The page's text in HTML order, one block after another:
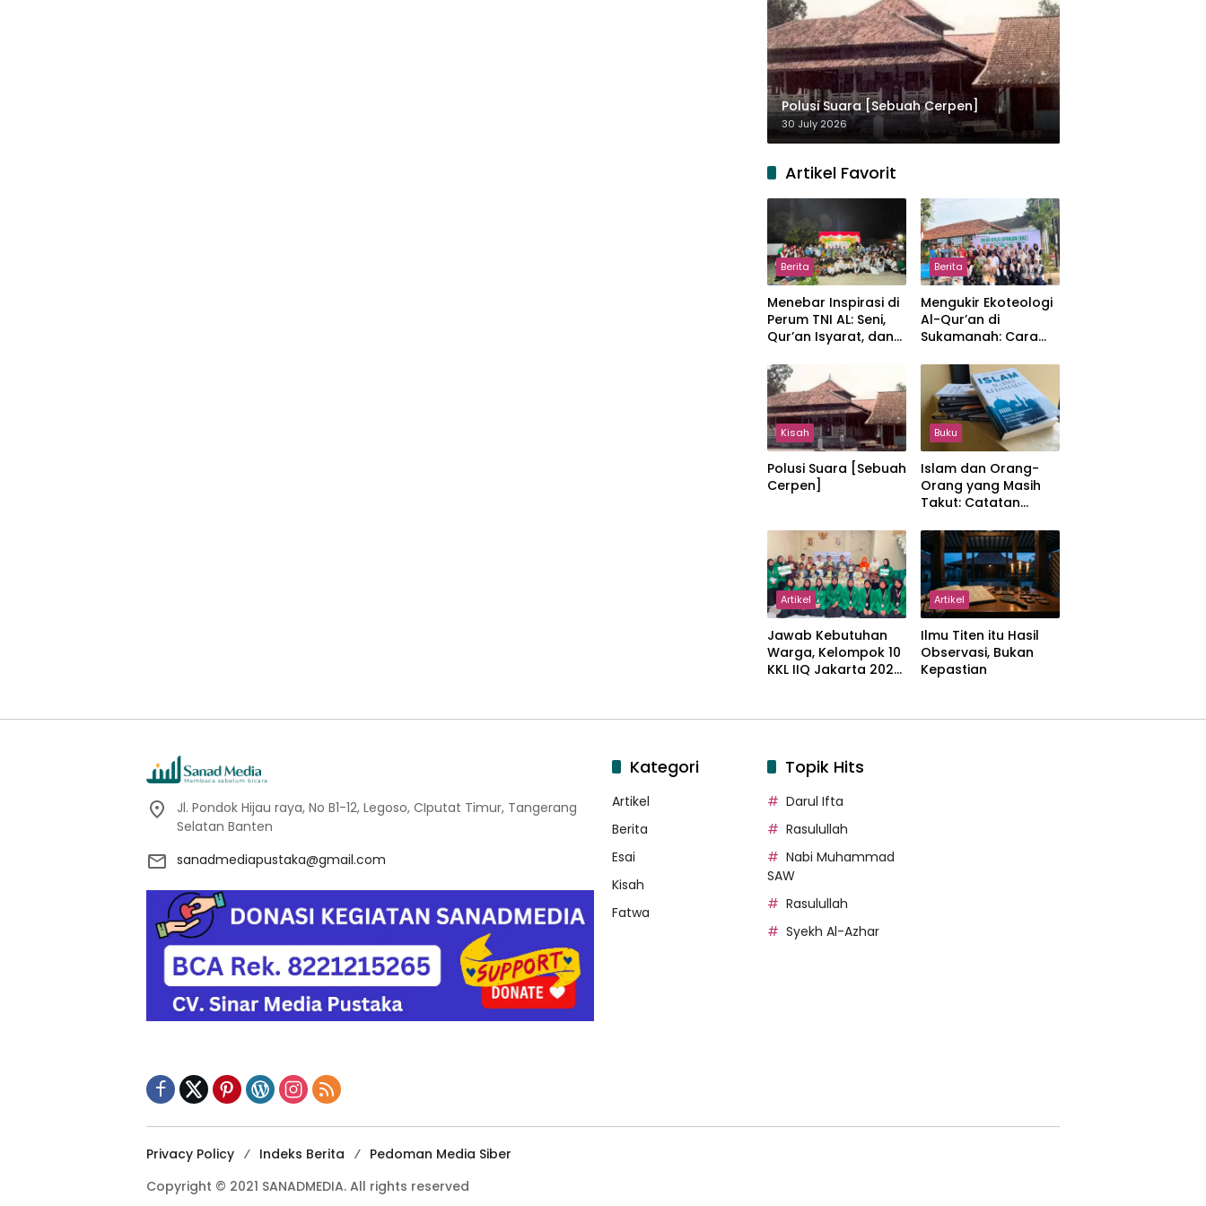
Polusi Suara [Sebuah Cerpen]
30 July 2026
Artikel Favorit
Berita
Menebar Inspirasi di
Perum TNI AL: Seni,
Qur’an Isyarat, dan
Hangat
Berita
Mengukir Ekoteologi
Al-Qur’an di
Sukamanah: Cara
Jakarta Menjaga
Bumi Jonggol
Kisah
Polusi Suara [Sebuah
Cerpen]
Buku
Islam dan Orang-
Orang yang Masih
Takut: Catatan
Kemajemukan, dan
Negara dalam
Pemikiran Masykuri
Abdillah
Artikel
Jawab Kebutuhan
Warga, Kelompok 10
KKL IIQ Jakarta 2026
Sukamanah
Artikel
Ilmu Titen itu Hasil
Observasi, Bukan
Kepastian
Jl. Pondok Hijau raya, No B1-12, Legoso, CIputat Timur, Tangerang
Selatan Banten
sanadmediapustaka@gmail.com
Kategori
Artikel
Berita
Esai
Kisah
Fatwa
Topik Hits
Darul Ifta
Rasulullah
Nabi Muhammad
SAW
Rasulullah
Syekh Al-Azhar
Privacy Policy Indeks Berita
Pedoman Media Siber
Copyright © 2021 SANADMEDIA. All rights reserved